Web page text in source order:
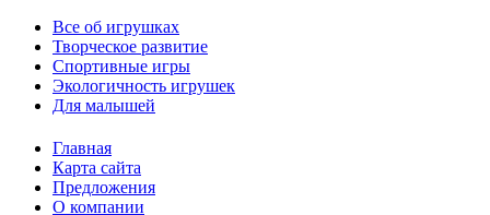
Все об игрушках
Творческое развитие
Спортивные игры
Экологичность игрушек
Для малышей
Главная
Карта сайта
Предложения
О компании